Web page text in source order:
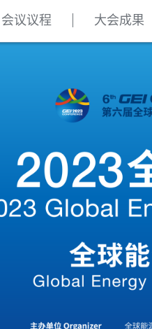
会议议程 大会成果